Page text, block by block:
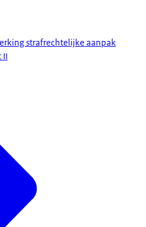
strafrechtelijke aanpak
II